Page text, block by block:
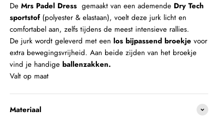
De Mrs Padel Dress gemaakt van een ademende Dry Tech
sportstof(polyester & elastaan), voelt deze jurk licht en
comfortabel aan, zelfs tijdens de meest intensieve rallies.
De jurk wordt geleverd met een los bijpassend broekje voor
extra bewegingsvrijheid. Aan beide zijden van het broekje
vind je handige ballenzakken.
Valt op maat
Materiaal